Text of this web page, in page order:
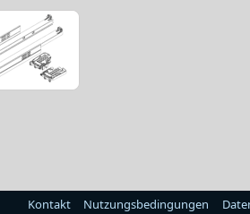
Kontakt Nutzungsbedingungen